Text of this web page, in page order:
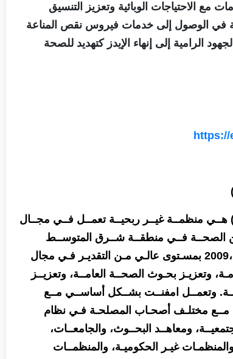
مع الاحتياجات الوبائية وتعزيز التنسيق
في الوصول إلى خدمات فيروس نقص المناعة
الرامية إلى إنهاء الإيدز كتهديد للصحة
منظمــة غيــر ربحيــة تعمــل فــي مجــال
الصحــة فــي منطقــة شــرق المتوســط
وخارجهــا. تحظــى امفنــت والتــي تأسســت فــي عــام ،2009 بمسـتوى عالـي مـن التقديـر فـي مجال
وتعزيـز بحـوث الصحــة العامــة، وتعزيــز
وتعمــل امفنــت بشــكل أساســي مــع
مــع مختلـف أصحـاب المصلحـة فـي نظام
ومعاهــد البحــوث، والجامعــات،
غيـر الحكوميـة، والمنظمــات